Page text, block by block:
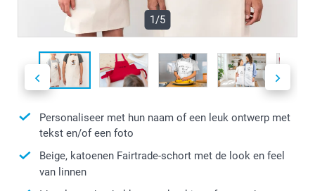
1/5
Personaliseer met hun naam of een leuk ontwerp met
tekst en/of een foto
Beige, katoenen Fairtrade-schort met de look en feel
van linnen